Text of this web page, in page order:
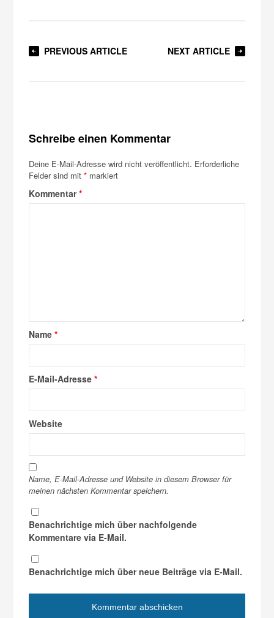
PREVIOUS ARTICLE NEXT ARTICLE
Schreibe einen Kommentar
Deine E-Mail-Adresse wird nicht veröffentlicht. Erforderliche
Felder sind mit* markiert
Kommentar*
Name*
E-Mail-Adresse*
Website
Name, E-Mail-Adresse und Website in diesem Browser für
meinen nächsten Kommentar speichern.
Benachrichtige mich über nachfolgende
Kommentare via E-Mail.
Benachrichtige mich über neue Beiträge via E-Mail.